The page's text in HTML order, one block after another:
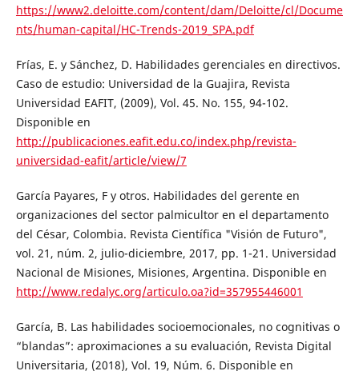
https://www2.deloitte.com/content/dam/Deloitte/cl/Docume
nts/human-capital/HC-Trends-2019_SPA.pdf
Frías, E. y Sánchez, D. Habilidades gerenciales en directivos.
Caso de estudio: Universidad de la Guajira, Revista
Universidad EAFIT, (2009), Vol. 45. No. 155, 94-102.
Disponible en
http://publicaciones.eafit.edu.co/index.php/revista-
universidad-eafit/article/view/7
García Payares, F y otros. Habilidades del gerente en
organizaciones del sector palmicultor en el departamento
del César, Colombia. Revista Científica "Visión de Futuro",
vol. 21, núm. 2, julio-diciembre, 2017, pp. 1-21. Universidad
Nacional de Misiones, Misiones, Argentina. Disponible en
http://www.redalyc.org/articulo.oa?id=357955446001
García, B. Las habilidades socioemocionales, no cognitivas o
“blandas”: aproximaciones a su evaluación, Revista Digital
Universitaria, (2018), Vol. 19, Núm. 6. Disponible en